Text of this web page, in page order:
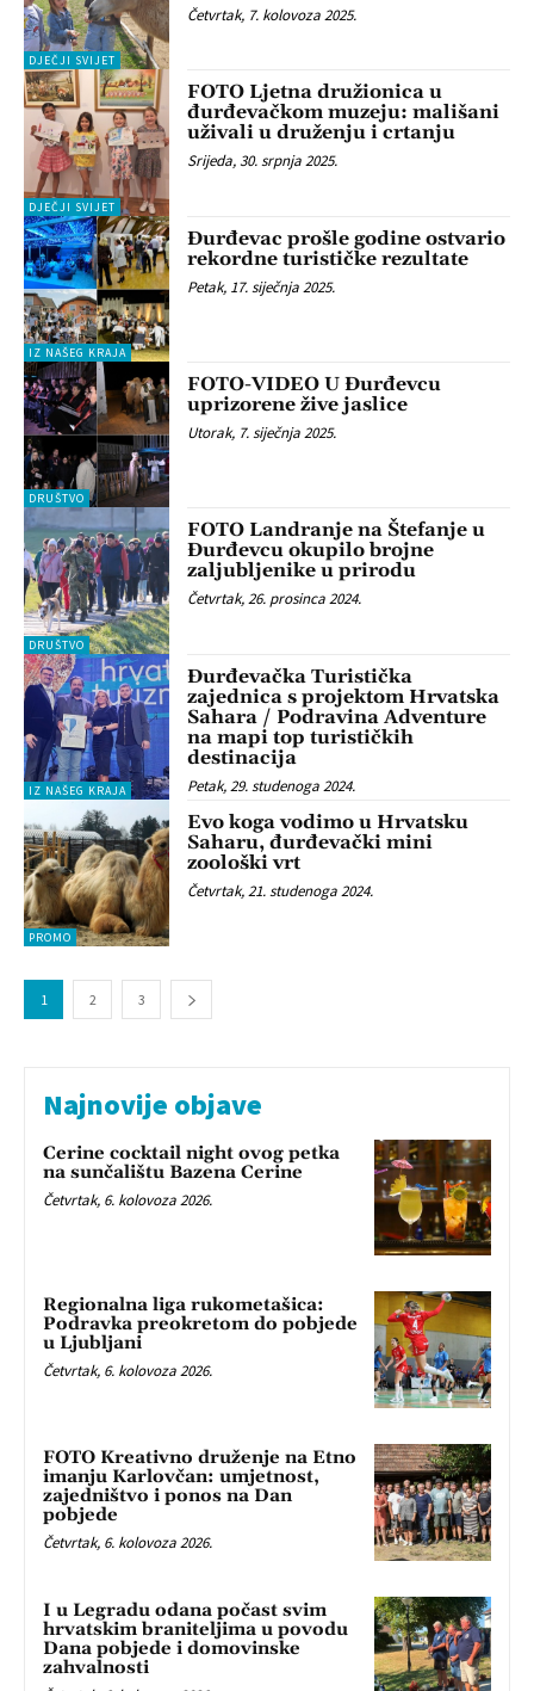
DJEČJI SVIJET
Četvrtak, 7. kolovoza 2025.
DJEČJI SVIJET
FOTO Ljetna družionica u
đurđevačkom muzeju: mališani
uživali u druženju i crtanju
Srijeda, 30. srpnja 2025.
IZ NAŠEG KRAJA
Đurđevac prošle godine ostvario
rekordne turističke rezultate
Petak, 17. siječnja 2025.
DRUŠTVO
FOTO-VIDEO U Đurđevcu
uprizorene žive jaslice
Utorak, 7. siječnja 2025.
DRUŠTVO
FOTO Landranje na Štefanje u
Đurđevcu okupilo brojne
zaljubljenike u prirodu
Četvrtak, 26. prosinca 2024.
IZ NAŠEG KRAJA
Đurđevačka Turistička
zajednica s projektom Hrvatska
Sahara / Podravina Adventure
na mapi top turističkih
destinacija
Petak, 29. studenoga 2024.
PROMO
Evo koga vodimo u Hrvatsku
Saharu, đurđevački mini
zoološki vrt
Četvrtak, 21. studenoga 2024.
1 2 3
Najnovije objave
Cerine cocktail night ovog petka
na sunčalištu Bazena Cerine
Četvrtak, 6. kolovoza 2026.
Regionalna liga rukometašica:
Podravka preokretom do pobjede
u Ljubljani
Četvrtak, 6. kolovoza 2026.
FOTO Kreativno druženje na Etno
imanju Karlovčan: umjetnost,
zajedništvo i ponos na Dan
pobjede
Četvrtak, 6. kolovoza 2026.
I u Legradu odana počast svim
hrvatskim braniteljima u povodu
Dana pobjede i domovinske
zahvalnosti